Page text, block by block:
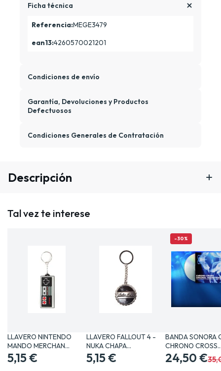
Ficha técnica
Referencia:MEGE3479
ean13:4260570021201
Condiciones de envío
Garantía, Devoluciones y Productos
Defectuosos
Condiciones Generales de Contratación
Descripción
Tal vez te interese
LLAVERO NINTENDO
MANDO MERCHAN
VIDEOJUEGOS…
5,15 €
LLAVERO FALLOUT 4 -
NUKA CHAPA
MERCHANDISING…
5,15 €
-30%
BANDA SONORA
CHRONO CROSS
24,50 €